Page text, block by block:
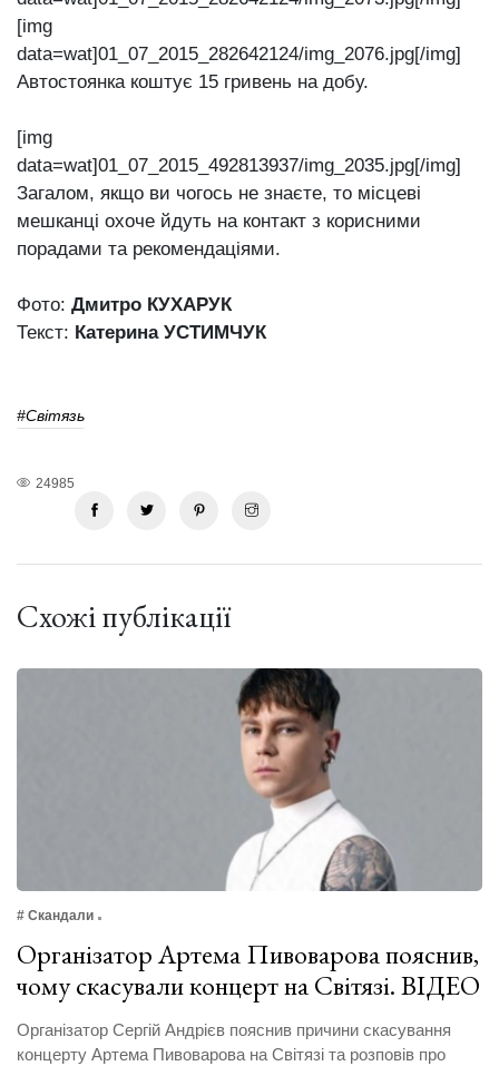
[img
data=wat]01_07_2015_282642124/img_2076.jpg[/img]
Автостоянка коштує 15 гривень на добу.
[img
data=wat]01_07_2015_492813937/img_2035.jpg[/img]
Загалом, якщо ви чогось не знаєте, то місцеві
мешканці охоче йдуть на контакт з корисними
порадами та рекомендаціями.
Фото: Дмитро КУХАРУК
Текст: Катерина УСТИМЧУК
#Світязь
24985
Схожі публікації
# Скандали
Організатор Артема Пивоварова пояснив,
чому скасували концерт на Світязі. ВІДЕО
Організатор Сергій Андрієв пояснив причини скасування
концерту Артема Пивоварова на Світязі та розповів про